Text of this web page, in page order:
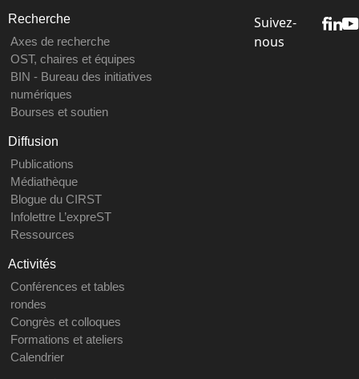
Recherche
Axes de recherche
OST, chaires et équipes
BIN - Bureau des initiatives
numériques
Bourses et soutien
Diffusion
Publications
Médiathèque
Blogue du CIRST
Infolettre L’expreST
Ressources
Activités
Conférences et tables
rondes
Congrès et colloques
Formations et ateliers
Calendrier
Suivez-
nous